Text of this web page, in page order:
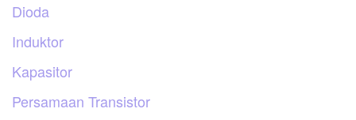
Dioda
Induktor
Kapasitor
Persamaan Transistor